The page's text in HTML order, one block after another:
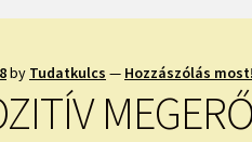
by Tudatkulcs — Hozzászólás most!